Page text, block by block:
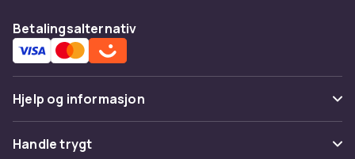
Betalingsalternativ
Hjelp og informasjon
Vanlige spørsmål
Handle trygt